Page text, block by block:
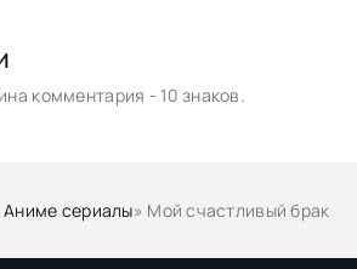
комментария - 10 знаков.
Аниме сериалы» Мой счастливый брак